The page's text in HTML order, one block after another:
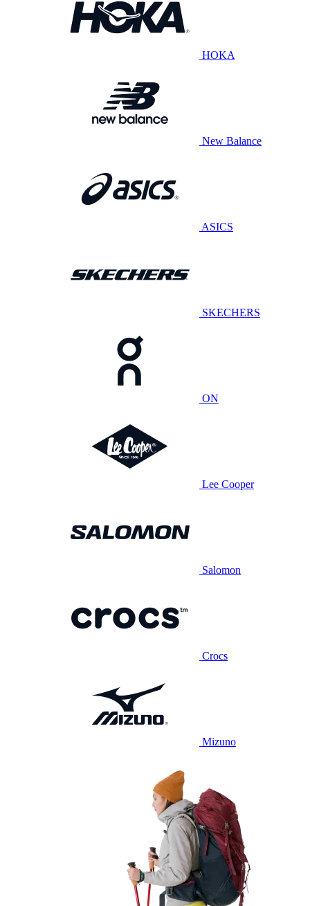
HOKA
New Balance
ASICS
SKECHERS
ON
Lee Cooper
Salomon
Crocs
Mizuno